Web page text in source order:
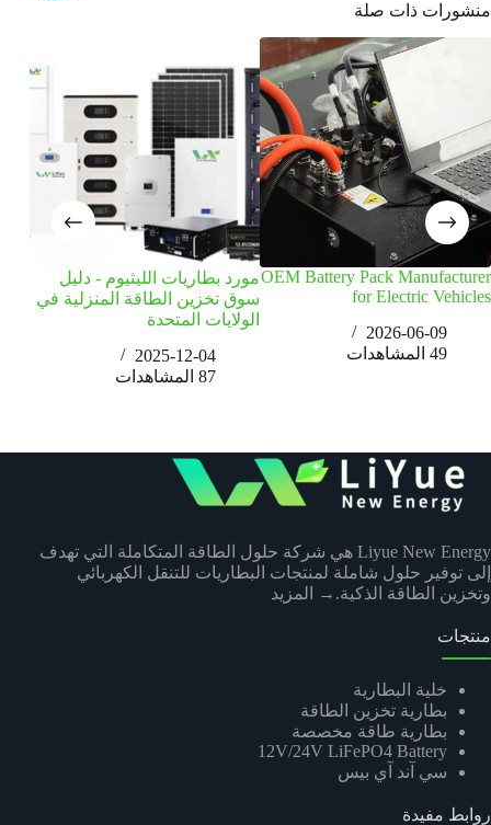
منشورات ذات صلة
OEM Battery Pack Manufacturer
for Electric Vehicles
2026-06-09
49 المشاهدات
مورد بطاريات الليثيوم - دليل
سوق تخزين الطاقة المنزلية في
الولايات المتحدة
2025-12-04
87 المشاهدات
Liyue New Energy هي شركة حلول الطاقة المتكاملة التي تهدف
إلى توفير حلول شاملة لمنتجات البطاريات للتنقل الكهربائي
وتخزين الطاقة الذكية. → المزيد
منتجات
خلية البطارية
بطارية تخزين الطاقة
بطارية طاقة مخصصة
12V/24V LiFePO4 Battery
سي آند آي بيس
روابط مفيدة